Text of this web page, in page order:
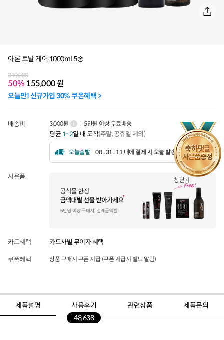
창닫기
아론 토탈 케어 1000ml 5종
310,000
50%155,000원
오늘만! 신규가입 30% 쿠폰혜택 >
배송비 3,000원 ㅣ 5만원 이상 무료배송
평균1~2일 내 도착(주말, 공휴일 제외)
오늘출발 00 : 31 : 09 내에 결제 시 오늘 발송됩니다.
사은품
카드혜택 카드사별 무이자 혜택
쿠폰혜택 상품 구매시 쿠폰 지급 (쿠폰 지급시 별도 알림)
제품설명
사용후기
48,638
관련상품 제품문의